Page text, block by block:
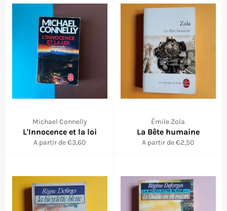
Michael Connelly
L'Innocence et la loi
A partir de €3,60
Émile Zola
La Bête humaine
A partir de €2,50